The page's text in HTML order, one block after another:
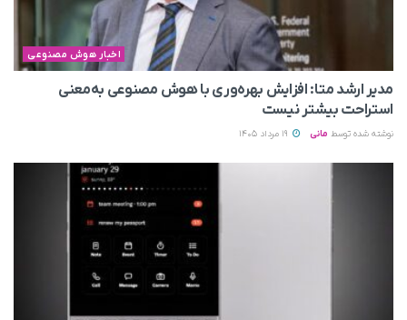
اخبار هوش مصنوعی
مدیر ارشد متا: افزایش بهره‌وری با هوش مصنوعی به‌معنی
استراحت بیشتر نیست
نوشته شده توسط مانی